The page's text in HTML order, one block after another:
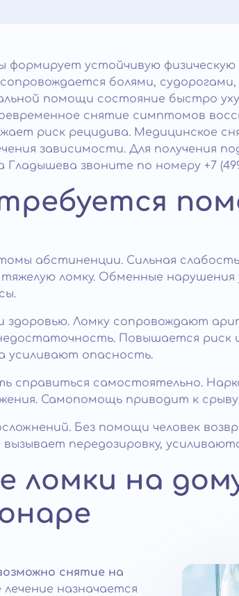
устойчивую физическую
болями,
помощи состояние быстро
снятие симптомов
риск рецидива. Медицинское
зависимости. Для получения
звоните по номеру +7
абстиненции. Сильная
ломку. Обменные
здоровью. Ломку сопровождают
Повышается риск
усиливают опасность.
справиться самостоятельно.
Самопомощь приводит к срыву
Без помощи человек
передозировку,
ломки на
снятие на
назначается